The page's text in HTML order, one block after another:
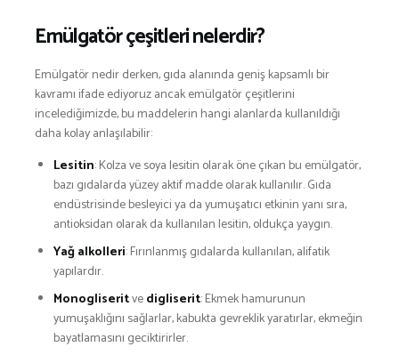
TEKNOLOJİ
TENİS
TIRMANIŞ
YÜRÜYÜŞ
YÜZME
ARŞİVLER
Emülgatör çeşitleri nelerdir?
Emülgatör nedir derken, gıda alanında geniş kapsamlı bir
kavramı ifade ediyoruz ancak emülgatör çeşitlerini
incelediğimizde, bu maddelerin hangi alanlarda kullanıldığı
daha kolay anlaşılabilir:
Lesitin: Kolza ve soya lesitin olarak öne çıkan bu emülgatör,
bazı gıdalarda yüzey aktif madde olarak kullanılır. Gıda
endüstrisinde besleyici ya da yumuşatıcı etkinin yanı sıra,
antioksidan olarak da kullanılan lesitin, oldukça yaygın.
Yağ alkolleri: Fırınlanmış gıdalarda kullanılan, alifatik
yapılardır.
Monogliseritvedigliserit: Ekmek hamurunun
yumuşaklığını sağlarlar, kabukta gevreklik yaratırlar, ekmeğin
bayatlamasını geciktirirler.